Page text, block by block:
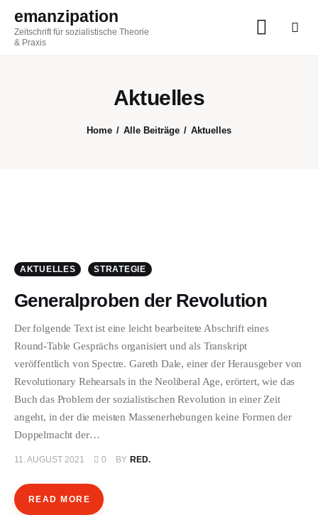
emanzipation
Zeitschrift für sozialistische Theorie
& Praxis
Aktuelles
Home Alle Beiträge Aktuelles
AKTUELL
AKTUELLES STRATEGIE
Generalproben der Revolution
Der folgende Text ist eine leicht bearbeitete Abschrift eines
Round-Table Gesprächs organisiert und als Transkript
veröffentlich von Spectre. Gareth Dale, einer der Herausgeber von
Revolutionary Rehearsals in the Neoliberal Age, erörtert, wie das
Buch das Problem der sozialistischen Revolution in einer Zeit
angeht, in der die meisten Massenerhebungen keine Formen der
Doppelmacht der…
11. AUGUST 2021 0 BY RED.
READ MORE